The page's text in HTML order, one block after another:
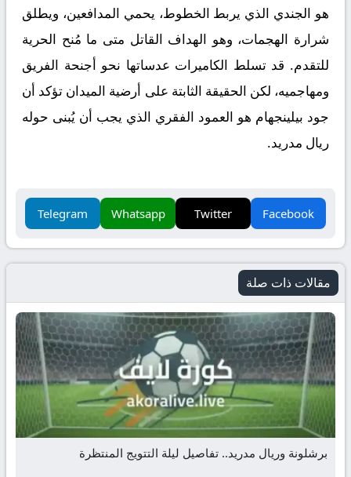
​هو الجندي الذي يربط الخطوط، يحمي المدافعين، ويطلق
شرارة الهجمات، وهو الهداف القاتل متى ما مُنح الحرية
للتقدم. قد تسلط الكاميرات عدساتها نحو أجنحة الفريق
ومهاجميه، لكن الحقيقة الثابتة على أرضية الميدان تؤكد أن
جود بيلينجهام هو العمود الفقري الذي يجب أن يُبنى حوله
ريال مدريد.
Facebook
Twitter
Whatsapp
Telegram
مقالات ذات صلة
برشلونة وريال مدريد.. تفاصيل ليلة التتويج المنتظرة